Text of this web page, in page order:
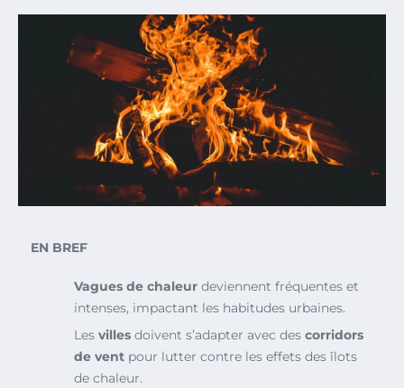
EN BREF
Vagues de chaleur deviennent fréquentes et
intenses, impactant les habitudes urbaines.
Les villes doivent s’adapter avec des corridors
de vent pour lutter contre les effets des îlots
de chaleur.